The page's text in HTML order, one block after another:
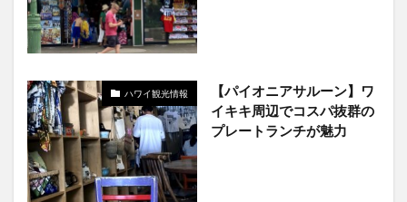
ハワイ観光情報
【パイオニアサルーン】ワ
イキキ周辺でコスパ抜群の
プレートランチが魅力